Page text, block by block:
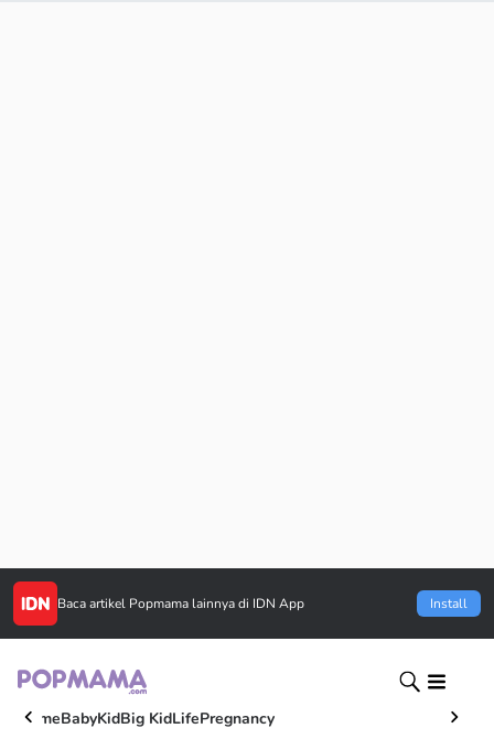
Baca artikel Popmama lainnya di IDN App Install
HomeBabyKidBig KidLifePregnancy